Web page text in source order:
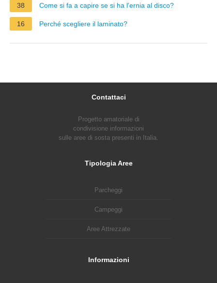
38 Come si fa a capire se si ha l'ernia al disco?
16 Perché scegliere il laminato?
Contattaci
Progetto amatoriale di
condivisione informazioni
sulle aree di sosta presenti in Italia.
Tipologia Aree
Parcheggi
Campeggi
Aree Attrezzate
Informazioni